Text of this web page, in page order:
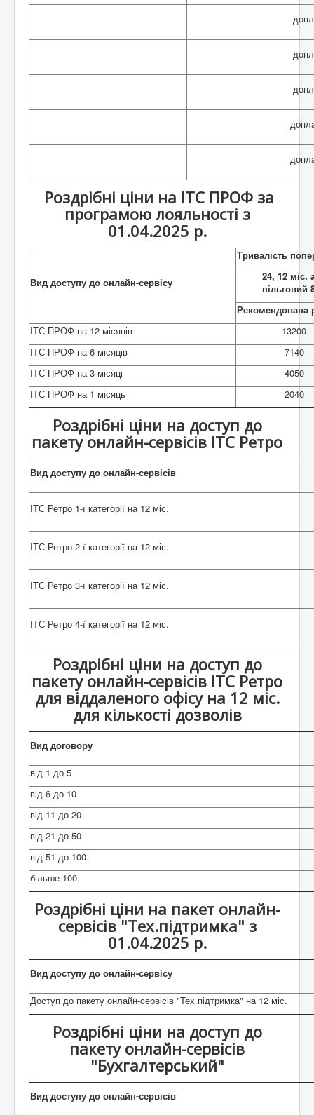
Роздрібні ціни на ІТС ПРОФ за
програмою лояльності з
01.04.2025 р.
Вид доступу до онлайн-сервісу
Тривалість
24, 12 міс.
пільговий
Рекомендована
ІТС ПРОФ на 12 місяців
13200
ІТС ПРОФ на 6 місяців
7140
ІТС ПРОФ на 3 місяці
4050
ІТС ПРОФ на 1 місяць
2040
Роздрібні ціни на доступ до
пакету онлайн-сервісів ІТС Ретро
Вид доступу до онлайн-сервісів
ІТС Ретро 1-ї категорії на 12 міс.
ІТС Ретро 2-ї категорії на 12 міс.
ІТС Ретро 3-ї категорії на 12 міс.
ІТС Ретро 4-ї категорії на 12 міс.
Роздрібні ціни на доступ до
пакету онлайн-сервісів ІТС Ретро
для віддаленого офісу на 12 міс.
для кількості дозволів
Вид договору
від 1 до 5
від 6 до 10
від 11 до 20
від 21 до 50
від 51 до 100
більше 100
Роздрібні ціни на пакет онлайн-
сервісів "Тех.підтримка" з
01.04.2025 р.
Вид доступу до онлайн-сервісу
Доступ до пакету онлайн-сервісів "Тех.підтримка" на 12 міс.
Роздрібні ціни на доступ до
пакету онлайн-сервісів
"Бухгалтерський"
Вид доступу до онлайн-сервісів